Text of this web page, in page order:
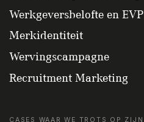
Werkgeversbelofte en EVP
Merkidentiteit
Wervingscampagne
Recruitment Marketing
CASES WAAR WE TROTS OP ZIJN